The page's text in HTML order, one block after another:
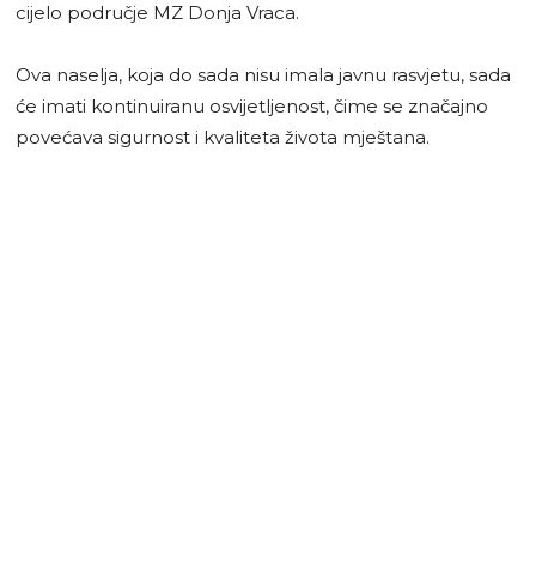
cijelo područje MZ Donja Vraca.
Ova naselja, koja do sada nisu imala javnu rasvjetu, sada
će imati kontinuiranu osvijetljenost, čime se značajno
povećava sigurnost i kvaliteta života mještana.